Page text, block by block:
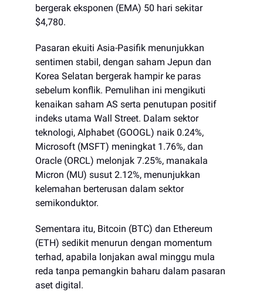
bergerak eksponen (EMA) 50 hari sekitar
$4,780.
Pasaran ekuiti Asia-Pasifik menunjukkan
sentimen stabil, dengan saham Jepun dan
Korea Selatan bergerak hampir ke paras
sebelum konflik. Pemulihan ini mengikuti
kenaikan saham AS serta penutupan positif
indeks utama Wall Street. Dalam sektor
teknologi, Alphabet (GOOGL) naik 0.24%,
Microsoft (MSFT) meningkat 1.76%, dan
Oracle (ORCL) melonjak 7.25%, manakala
Micron (MU) susut 2.12%, menunjukkan
kelemahan berterusan dalam sektor
semikonduktor.
Sementara itu, Bitcoin (BTC) dan Ethereum
(ETH) sedikit menurun dengan momentum
terhad, apabila lonjakan awal minggu mula
reda tanpa pemangkin baharu dalam pasaran
aset digital.